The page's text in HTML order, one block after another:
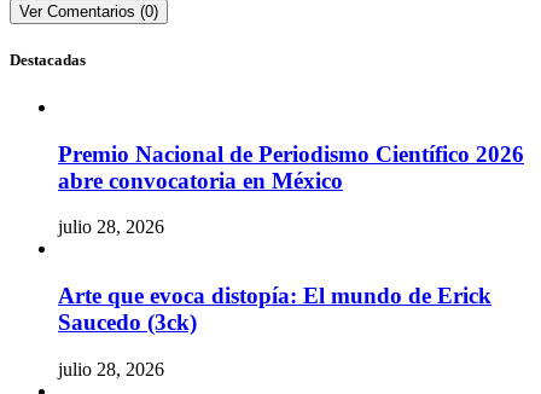
Ver Comentarios (0)
Destacadas
Premio Nacional de Periodismo Científico 2026
abre convocatoria en México
julio 28, 2026
Arte que evoca distopía: El mundo de Erick
Saucedo (3ck)
julio 28, 2026